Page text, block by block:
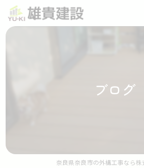
ブログ
奈良県奈良市の外構工事なら